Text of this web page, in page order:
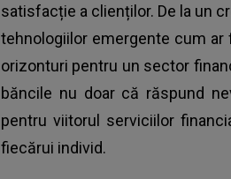
satisfacție a clienților. De la un
tehnologiilor emergente cum
orizonturi pentru un sector
băncile nu doar că răspund
pentru viitorul serviciilor
fiecărui individ.